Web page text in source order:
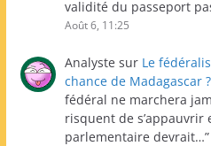
validité du passeport
Août 6, 11:25
Analyste sur Le
chance de Madagascar ?
fédéral ne marchera
risquent de s’appauvrir
parlementaire devrait…”